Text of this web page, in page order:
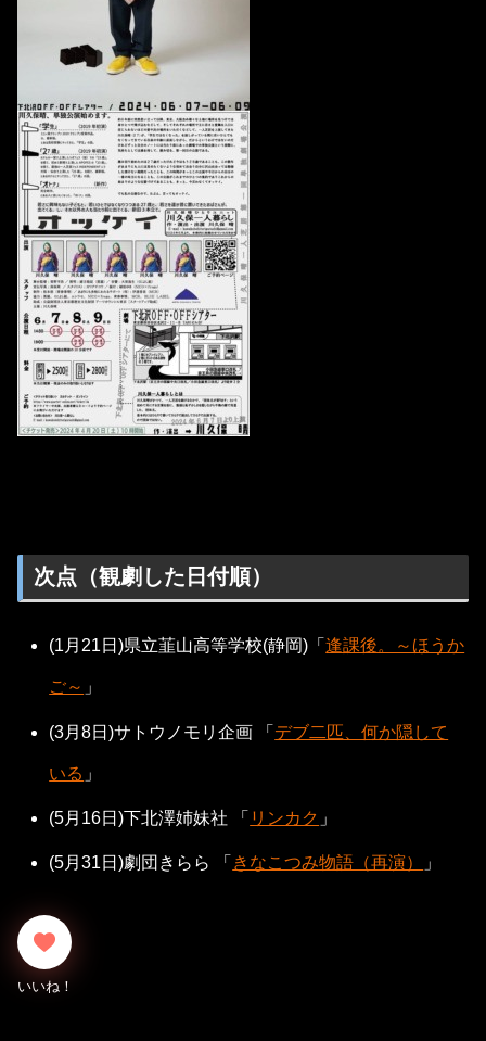
次点（観劇した日付順）
(1月21日)県立韮山高等学校(静岡)「逢課後。～ほうか
ご～ 」
(3月8日)サトウノモリ企画 「 デブ二匹、何か隠して
いる 」
(5月16日)下北澤姉妹社 「 リンカク 」
(5月31日)劇団きらら 「 きなこつみ物語（再演） 」